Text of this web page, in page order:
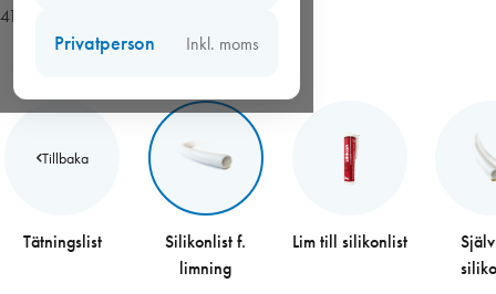
Privatperson Inkl. moms
41 produkter
Tillbaka
Tätningslist
Silikonlist f.
limning
Lim till silikonlist